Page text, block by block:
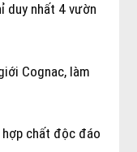
duy nhất 4 vườn
Cognac, làm
chất độc đáo